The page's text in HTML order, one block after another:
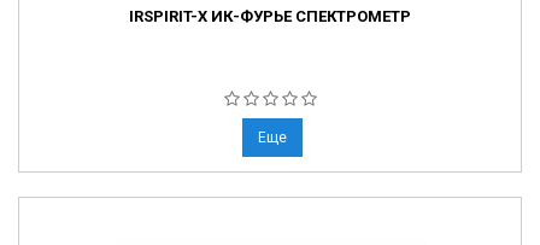
IRSPIRIT-Х ИК-ФУРЬЕ СПЕКТРОМЕТР
Еще